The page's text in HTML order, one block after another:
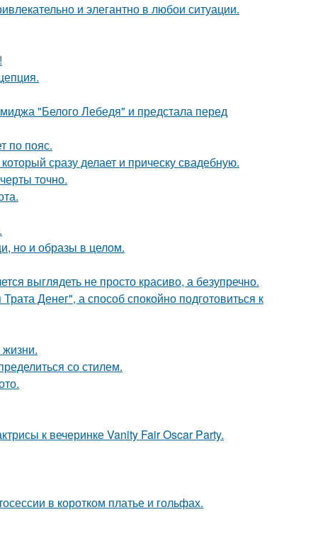
и элегантно в любои ситуации.
"Белого Лебедя" и предстала перед
по пояс.
сразу делает и прическу свадебную.
точно.
но и образы в целом.
выглядеть не просто красиво, а безупречно.
Денег", а способ спокойно подготовиться к
со стилем.
к вечеринке Vanity Fair Oscar Party.
в коротком платье и гольфах.